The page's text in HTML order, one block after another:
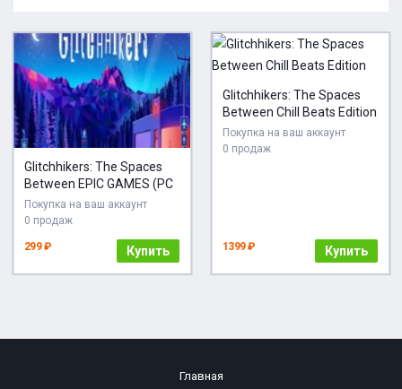
Glitchhikers: The Spaces
Between EPIC GAMES (PC
Покупка на ваш аккаунт
0 продаж
299 ₽ Купить
Glitchhikers: The Spaces
Between Chill Beats Edition
Покупка на ваш аккаунт
0 продаж
1399 ₽ Купить
Главная